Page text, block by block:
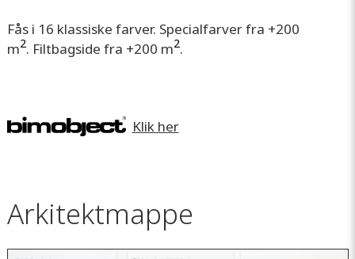
Fås i 16 klassiske farver. Specialfarver fra +200
m2. Filtbagside fra +200 m2.
Klik her
Arkitektmappe